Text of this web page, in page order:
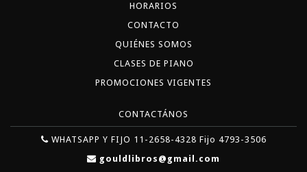
HORARIOS
CONTACTO
QUIÉNES SOMOS
CLASES DE PIANO
PROMOCIONES VIGENTES
CONTACTÁNOS
WHATSAPP Y FIJO 11-2658-4328 Fijo 4793-3506
gouldlibros@gmail.com